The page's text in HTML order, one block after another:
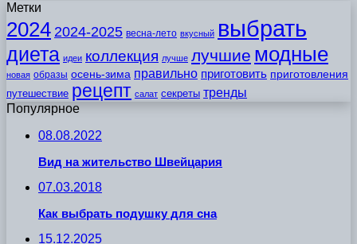
Метки
2024 2024-2025 весна-лето вкусный выбрать
диета идеи коллекция лучше лучшие модные
новая образы осень-зима правильно приготовить приготовления
путешествие рецепт салат секреты тренды
Популярное
08.08.2022
Вид на жительство Швейцария
07.03.2018
Как выбрать подушку для сна
15.12.2025